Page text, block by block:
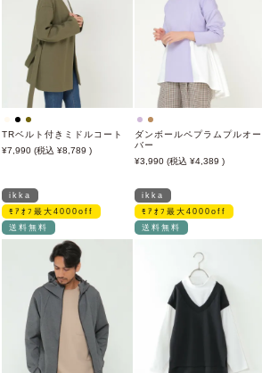
TRベルト付きミドルコート
7,990
8,789
ダンボールペプラムプルオー
バー
3,990
4,389
ikka
ﾓｱｵﾌ最大4000off
送料無料
ikka
ﾓｱｵﾌ最大4000off
送料無料